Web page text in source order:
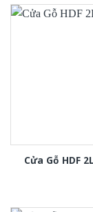
Cửa Gỗ HDF